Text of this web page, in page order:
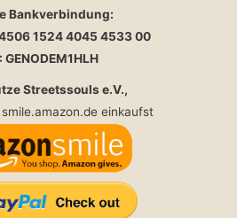
Bankverbindung:
4506 1524 4045 4533 00
GENODEM1HLH
Streetssouls e.V.,
einkaufst